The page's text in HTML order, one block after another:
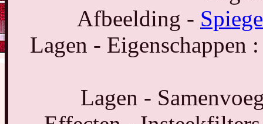
Afbeelding -
Lagen - Eigenschappen
Lagen -